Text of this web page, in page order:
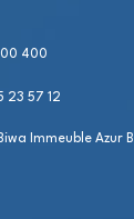
400
23 57 12
Immeuble Azur